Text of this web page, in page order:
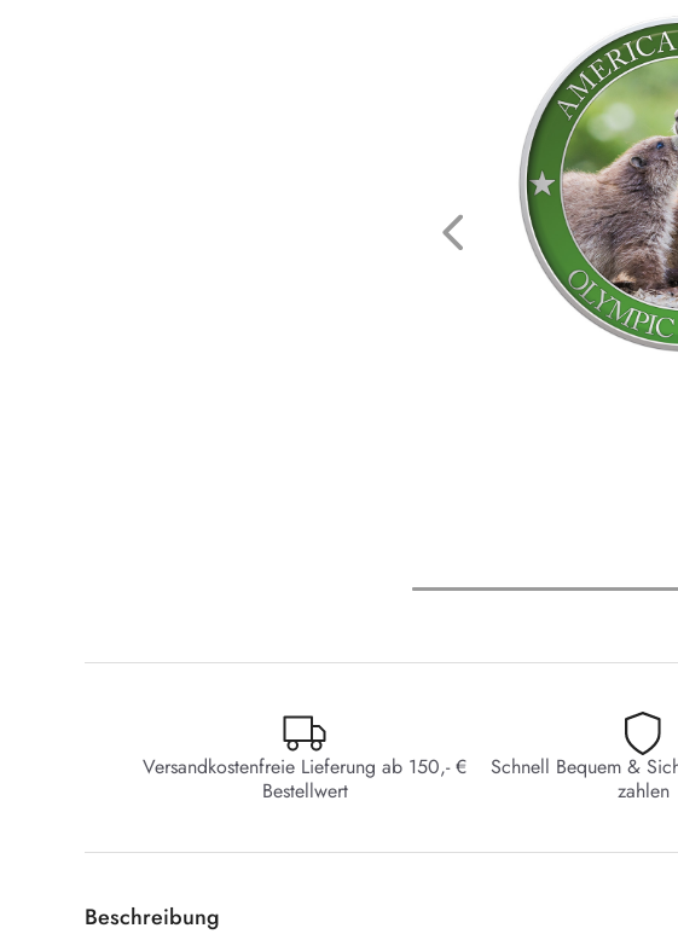
Versandkostenfreie Lieferung ab 150,- €
Bestellwert
Schnell Bequem &
zahlen
Beschreibung